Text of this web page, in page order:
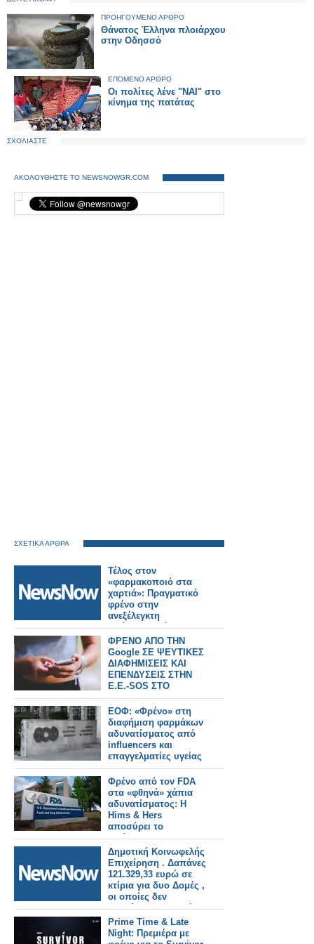
ΠΡΟΗΓΟΥΜΕΝΟ ΑΡΘΡΟ
Θάνατος Έλληνα πλοιάρχου
στην Οδησσό
ΕΠΟΜΕΝΟ ΑΡΘΡΟ
Οι πολίτες λένε "ΝΑΙ" στο
κίνημα της πατάτας
ΣΧΟΛΙΑΣΤΕ
ΑΚΟΛΟΥΘΗΣΤΕ ΤΟ NEWSNOWGR.COM
ΣΧΕΤΙΚΑ ΑΡΘΡΑ
Τέλος στον
«φαρμακοποιό στα
χαρτιά»: Πραγματικό
φρένο στην
ανεξέλεγκτη
διεύρυνση βάζει ο
ΠΦΣ!
ΦΡΕΝΟ ΑΠΟ ΤΗΝ
Google ΣΕ ΨΕΥΤΙΚΕΣ
ΔΙΑΦΗΜΙΣΕΙΣ ΚΑΙ
ΕΠΕΝΔΥΣΕΙΣ ΣΤΗΝ
Ε.Ε.-SOS ΣΤΟ
ΙΝΤΕΡΝΕΤ
ΕΟΦ: «Φρένο» στη
διαφήμιση φαρμάκων
αδυνατίσματος από
influencers και
επαγγελματίες υγείας
Φρένο από τον FDA
στα «φθηνά» χάπια
αδυνατίσματος: Η
Hims & Hers
αποσύρει το
αντίγραφο του
Wegovy
Δημοτική Κοινωφελής
Επιχείρηση . Δαπάνες
121.329,33 ευρώ σε
κτίρια για δυο Δομές ,
οι οποίες δεν
λειτούργησαν ποτέ.
Δημοτικοί Σύμβουλοι
υπάρχουν; Η
υπόθεση χρήζει ναι ή
Prime Time & Late
Night: Πρεμιέρα με